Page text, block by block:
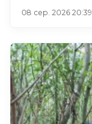
08 сер. 2026 20:39